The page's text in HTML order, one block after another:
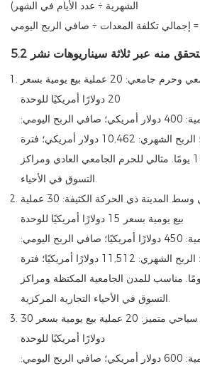
الشهرية ÷ عدد الأيام في الشهر)
= إجمالي تكلفة المعدات ÷ صافي الربح اليومي
المُتحقق منه عبر ثلاثة سيناريوهات نشر
نموذج سوبر ماركت مجتمعي وحرم جامعي: 20 عملية بيع يومية بسعر
20 دولارًا أمريكيًا للوحدة
إجمالي الإيرادات اليومية: 400 دولار أمريكي؛ صافي الربح اليومي:
348.73 دولار أمريكي؛ الربح الشهري: 10,462 دولار أمريكي؛ فترة
استرداد رأس المال: 16 يومًا. مثالي للحرم الجامعي العادي ومراكز
التسوق في الأحياء.
نموذج مبيعات الجملة في وسط المدينة ذي الحركة الكثيفة: 30 عملية
بيع يومية بسعر 15 دولارًا أمريكيًا للوحدة
إجمالي الإيرادات اليومية: 450 دولارًا أمريكيًا؛ صافي الربح اليومي:
383.73 دولارًا أمريكيًا؛ الربح الشهري: 11,512 دولارًا أمريكيًا؛ فترة
رأس المال: 14 يومًا. مناسب للمدن الجامعية المكتظة ومراكز
التسوق في الأحياء التجارية المركزية.
نموذج ربحي مرتفع لجذب سياحي متميز: 20 عملية بيع يومية بسعر 30
دولارًا أمريكيًا للوحدة
إجمالي الإيرادات اليومية: 600 دولار أمريكي؛ صافي الربح اليومي: